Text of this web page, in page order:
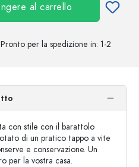
al carrello
Pronto per la spedizione in: 1-2
con stile con il barattolo
di un pratico tappo a vite
e conservazione. Un
per la vostra casa.